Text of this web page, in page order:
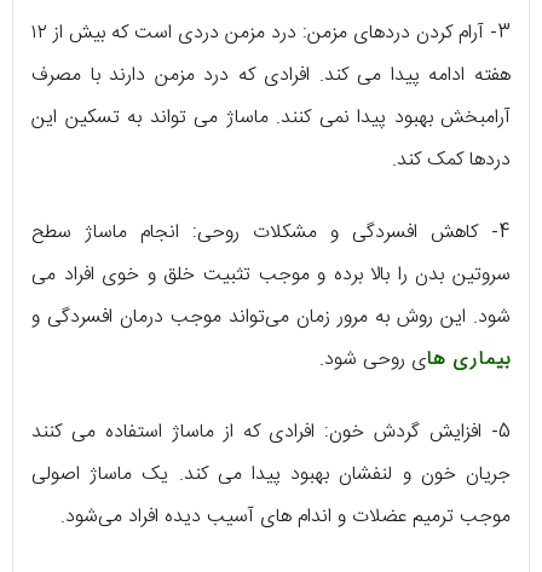
3- آرام کردن دردهای مزمن: درد مزمن دردی است که بیش از ۱۲
هفته ادامه پیدا می کند. افرادی که درد مزمن دارند با مصرف
آرامبخش بهبود پیدا نمی کنند. ماساژ می تواند به تسکین این
دردها کمک کند.
4- کاهش افسردگی و مشکلات روحی: انجام ماساژ سطح
سروتین بدن را بالا برده و موجب تثبیت خلق و خوی افراد می
شود. این روش به مرور زمان می‌تواند موجب درمان افسردگی و
بیماری های روحی شود.
5- افزایش گردش خون: افرادی که از ماساژ استفاده می کنند
جریان خون و لنفشان بهبود پیدا می کند. یک ماساژ اصولی
موجب ترمیم عضلات و اندام های آسیب دیده افراد می‌شود.